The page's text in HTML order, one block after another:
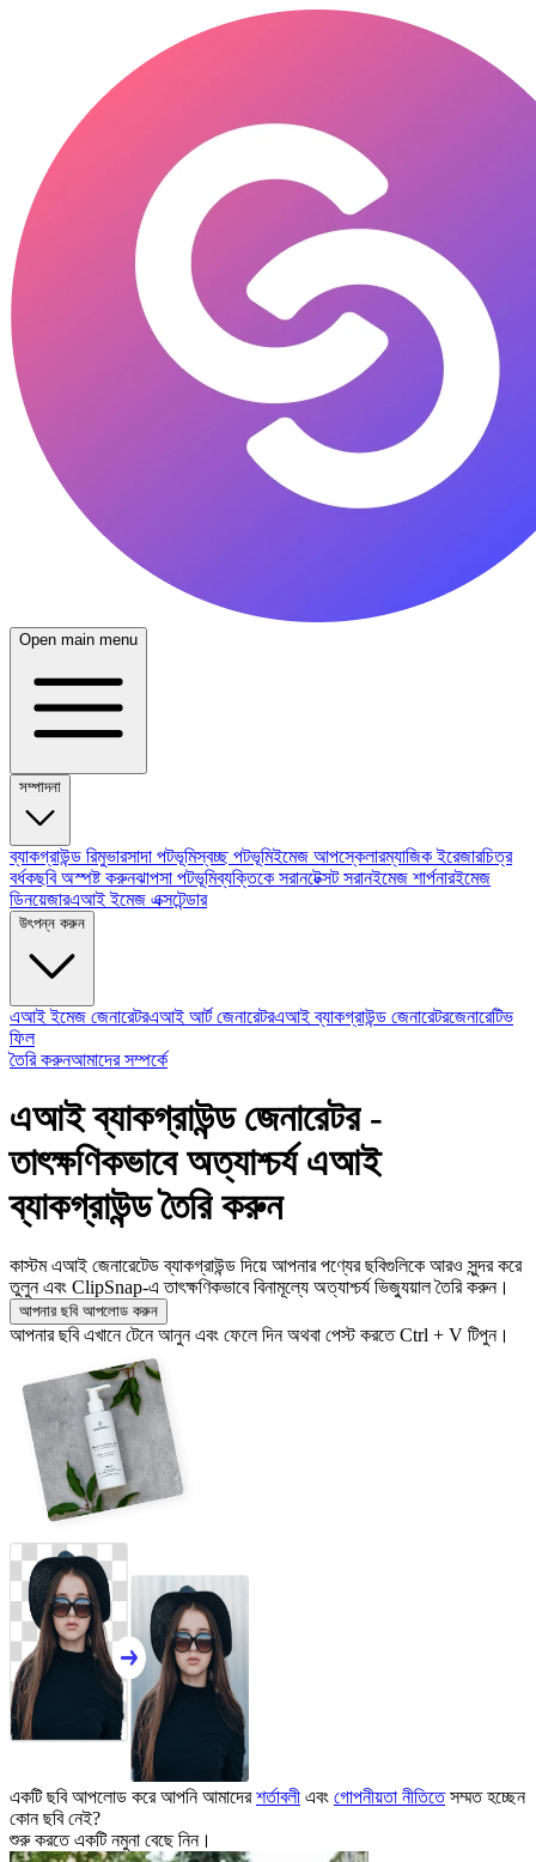
Open main menu
সম্পাদনা
ব্যাকগ্রাউন্ড রিমুভারসাদা পটভূমিস্বচ্ছ পটভূমিইমেজ আপস্কেলারম্যাজিক ইরেজারচিত্র
বর্ধকছবি অস্পষ্ট করুনঝাপসা পটভূমিব্যক্তিকে সরানটেক্সট সরানইমেজ শার্পনারইমেজ
ডিনয়েজারএআই ইমেজ এক্সটেন্ডার
উৎপন্ন করুন
এআই ইমেজ জেনারেটরএআই আর্ট জেনারেটরএআই ব্যাকগ্রাউন্ড জেনারেটরজেনারেটিভ
ফিল
তৈরি করুনআমাদের সম্পর্কে
এআই ব্যাকগ্রাউন্ড জেনারেটর -
তাৎক্ষণিকভাবে অত্যাশ্চর্য এআই
ব্যাকগ্রাউন্ড তৈরি করুন
কাস্টম এআই জেনারেটেড ব্যাকগ্রাউন্ড দিয়ে আপনার পণ্যের ছবিগুলিকে আরও সুন্দর করে
তুলুন এবং ClipSnap-এ তাৎক্ষণিকভাবে বিনামূল্যে অত্যাশ্চর্য ভিজ্যুয়াল তৈরি করুন।
আপনার ছবি আপলোড করুন
আপনার ছবি এখানে টেনে আনুন এবং ফেলে দিন অথবা পেস্ট করতে Ctrl + V টিপুন।
একটি ছবি আপলোড করে আপনি আমাদেরশর্তাবলী এবং গোপনীয়তা নীতিতেসম্মত হচ্ছেন
কোন ছবি নেই?
শুরু করতে একটি নমুনা বেছে নিন।